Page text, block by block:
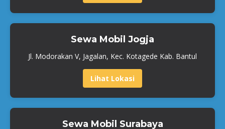
Sewa Mobil Jogja
Jl. Modorakan V, Jagalan, Kec. Kotagede Kab. Bantul
Lihat Lokasi
Sewa Mobil Surabaya